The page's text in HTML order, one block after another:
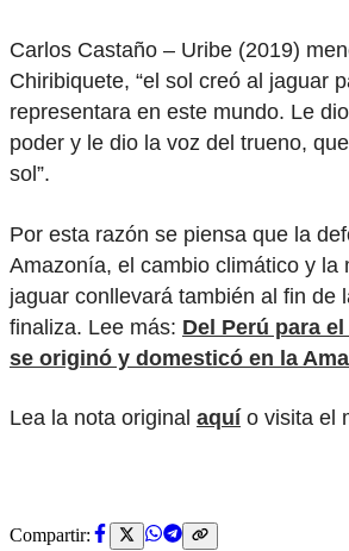
Carlos Castaño – Uribe (2019)
Chiribiquete, “el sol creó al jaguar
representara en este mundo. Le
poder y le dio la voz del trueno,
sol”.
Por esta razón se piensa que la
Amazonía, el cambio climático y la
jaguar conllevará también al fin de
finaliza. Lee más: Del Perú para
se originó y domesticó en la
Lea la nota original aquí o visita el
Compartir: